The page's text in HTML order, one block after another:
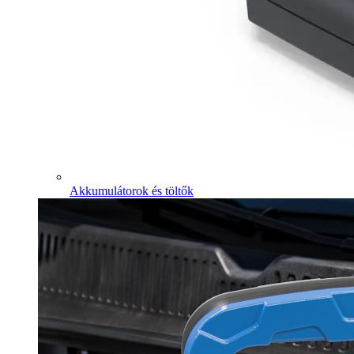
Akkumulátorok és töltők